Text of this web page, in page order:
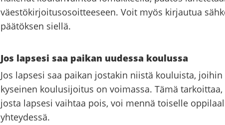
väestökirjoitusosoitteeseen. Voit myös kirjautua
päätöksen siellä.
Jos lapsesi saa paikan uudessa koulussa
Jos lapsesi saa paikan jostakin niistä kouluista,
kyseinen koulusijoitus on voimassa. Tämä
josta lapsesi vaihtaa pois, voi mennä toiselle
yhteydessä.